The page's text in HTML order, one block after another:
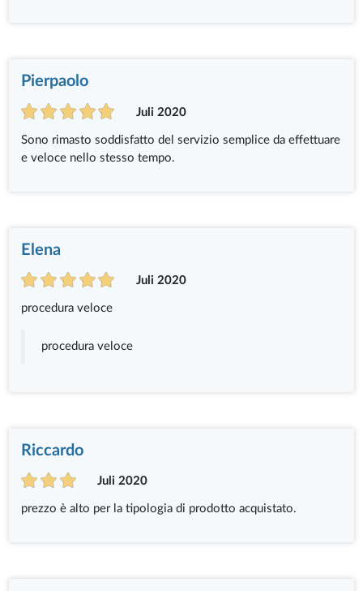
Pierpaolo
Juli 2020
Sono rimasto soddisfatto del servizio semplice da effettuare
e veloce nello stesso tempo.
Elena
Juli 2020
procedura veloce
procedura veloce
Riccardo
Juli 2020
prezzo è alto per la tipologia di prodotto acquistato.